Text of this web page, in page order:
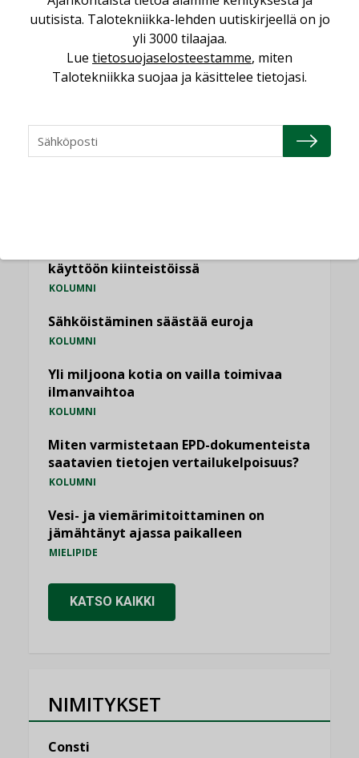
Kaivamattomat menetelmät
vakiinnuttavat asemansa taloyhtiöissä
LEHDEN ARTIKKELIT ,TILAAJILLE
käyttöön kiinteistöissä
KOLUMNI
Sähköistäminen säästää euroja
KOLUMNI
Yli miljoona kotia on vailla toimivaa
ilmanvaihtoa
KOLUMNI
Miten varmistetaan EPD-dokumenteista
saatavien tietojen vertailukelpoisuus?
KOLUMNI
Vesi- ja viemärimitoittaminen on
jämähtänyt ajassa paikalleen
MIELIPIDE
KATSO KAIKKI
NIMITYKSET
Consti
uutisista. Talotekniikka-lehden uutiskirjeellä on jo
yli 3000 tilaajaa.
Lue tietosuojaselosteestamme, miten
Talotekniikka suojaa ja käsittelee tietojasi.